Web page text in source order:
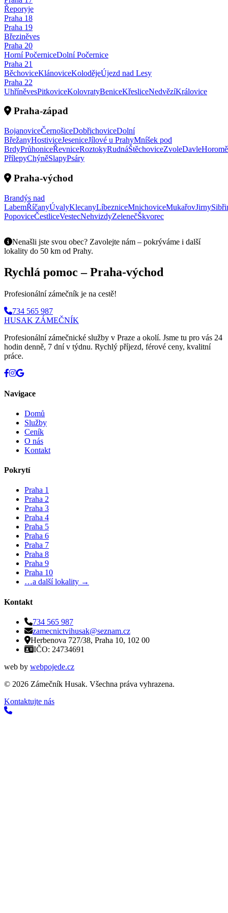
Řeporyje
Praha 18
Praha 19
Březiněves
Praha 20
Horní PočerniceDolní Počernice
Praha 21
BěchoviceKlánoviceKolodějeÚjezd nad Lesy
Praha 22
UhříněvesPitkoviceKolovratyBeniceKřesliceNedvězíKrálovice
Praha-západ
BojanoviceČernošiceDobřichoviceDolní
BřežanyHostiviceJeseniceJílové u PrahyMníšek pod
BrdyPrůhoniceŘevniceRoztokyRudnáŠtěchoviceZvoleDavle
PřílepyChýněSlapyPsáry
Praha-východ
Brandýs nad
LabemŘíčanyÚvalyKlecanyLíbezniceMnichoviceMukařovJirny
PopoviceČestliceVestecNehvizdyZelenečŠkvorec
Nenašli jste svou obec? Zavolejte nám – pokrýváme i další
lokality do 50 km od Prahy.
Rychlá pomoc – Praha-východ
Profesionální zámečník je na cestě!
734 565 987
HUSAK ZÁMEČNÍK
Profesionální zámečnické služby v Praze a okolí. Jsme tu pro vás 24
hodin denně, 7 dní v týdnu. Rychlý příjezd, férové ceny, kvalitní
práce.
Navigace
Domů
Služby
Ceník
O nás
Kontakt
Pokrytí
Praha 1
Praha 2
Praha 3
Praha 4
Praha 5
Praha 6
Praha 7
Praha 8
Praha 9
Praha 10
…a další lokality →
Kontakt
734 565 987
zamecnictvihusak@seznam.cz
Herbenova 727/38, Praha 10, 102 00
IČO: 24734691
web by webpojede.cz
© 2026 Zámečník Husak. Všechna práva vyhrazena.
Kontaktujte nás